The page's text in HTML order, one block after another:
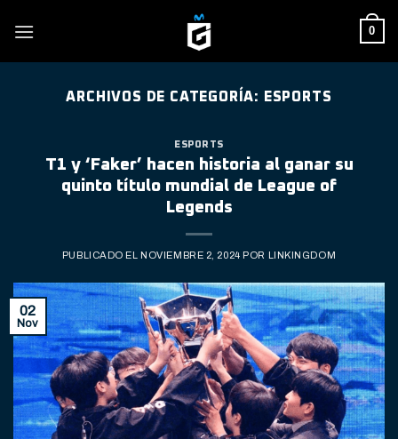
0
ARCHIVOS DE CATEGORÍA: ESPORTS
ESPORTS
T1 y ‘Faker’ hacen historia al ganar su
quinto título mundial de League of
Legends
PUBLICADO EL NOVIEMBRE 2, 2024 POR LINKINGDOM
02
Nov